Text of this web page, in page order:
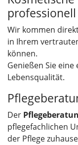
professionell
Wir kommen
in Ihrem
können.
Genießen Sie
Lebensqualität.
Der
pflegefachlichen
der Pflege